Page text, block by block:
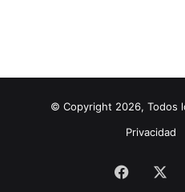
© Copyright 2026, Todos
Privacidad